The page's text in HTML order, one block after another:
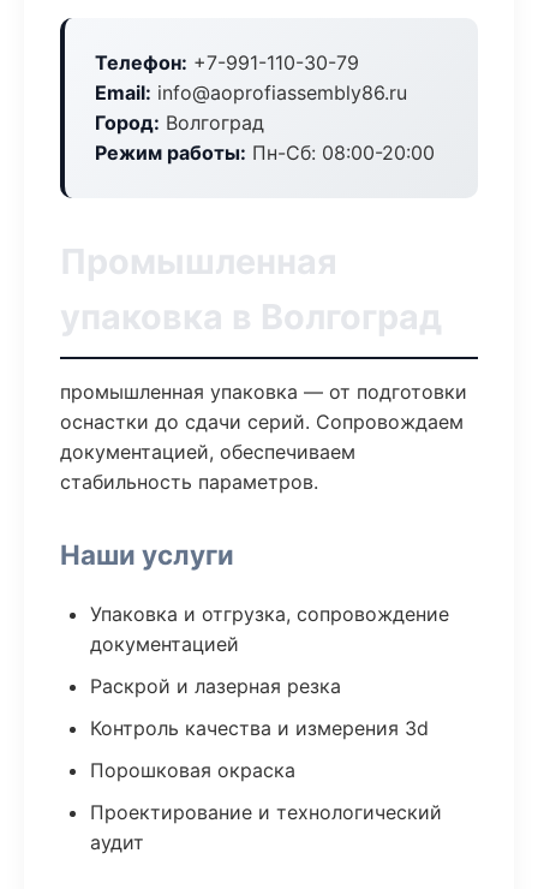
Телефон: +7-991-110-30-79
Email: info@aoprofiassembly86.ru
Город: Волгоград
Режим работы: Пн-Сб: 08:00-20:00
Промышленная
упаковка в Волгоград
промышленная упаковка — от подготовки
оснастки до сдачи серий. Сопровождаем
документацией, обеспечиваем
стабильность параметров.
Наши услуги
Упаковка и отгрузка, сопровождение
документацией
Раскрой и лазерная резка
Контроль качества и измерения 3d
Порошковая окраска
Проектирование и технологический
аудит